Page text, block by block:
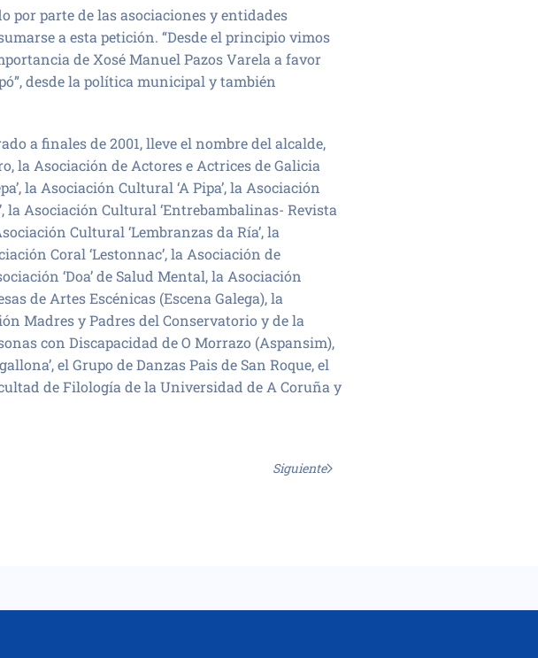
por parte de las asociaciones y entidades
a esta petición. “Desde el principio vimos
de Xosé Manuel Pazos Varela a favor
desde la política municipal y también
a finales de 2001, lleve el nombre del alcalde,
la Asociación de Actores e Actrices de Galicia
la Asociación Cultural ‘A Pipa’, la Asociación
la Asociación Cultural ‘Entrebambalinas- Revista
Cultural ‘Lembranzas da Ría’, la
Coral ‘Lestonnac’, la Asociación de
‘Doa’ de Salud Mental, la Asociación
de Artes Escénicas (Escena Galega), la
Madres y Padres del Conservatorio y de la
con Discapacidad de O Morrazo (Aspansim),
el Grupo de Danzas Pais de San Roque, el
de Filología de la Universidad de A Coruña y
Siguiente